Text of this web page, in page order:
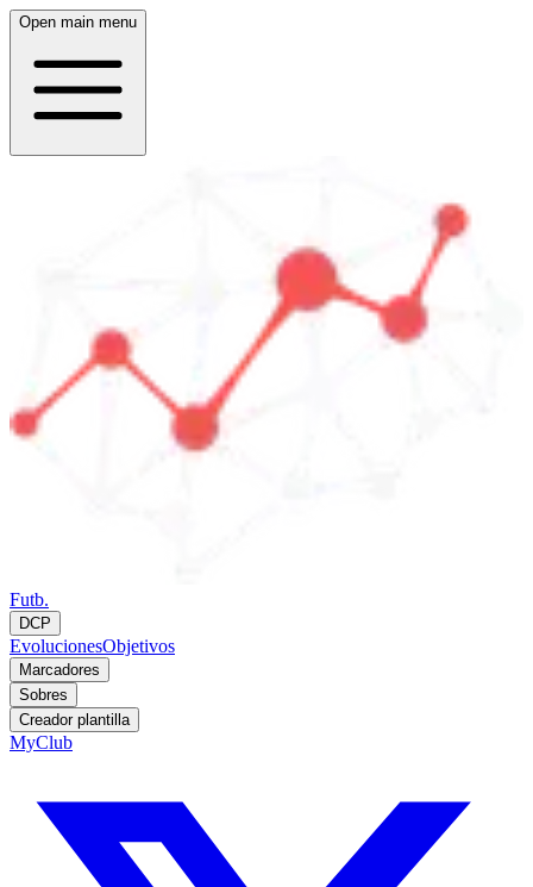
Open main menu
Futb.
DCP
EvolucionesObjetivos
Marcadores
Sobres
Creador plantilla
MyClub